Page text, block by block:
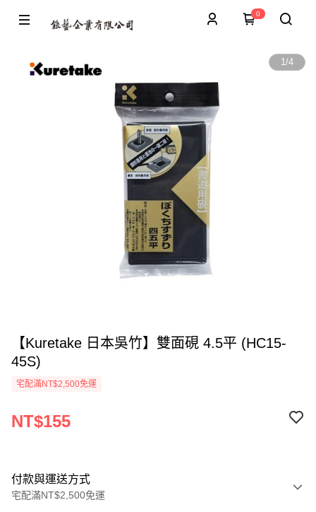
0
1/4
【Kuretake 日本吳竹】雙面硯 4.5平 (HC15-
45S)
宅配滿NT$2,500免運
NT$155
付款與運送方式
宅配滿NT$2,500免運